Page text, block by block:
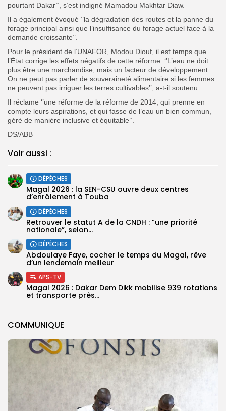
COMMUNIQUE
pourtant Dakar’’, s’est indigné Mamadou Makhtar Diaw.
Il a également évoqué ‘’la dégradation des routes et la panne du
forage principal ainsi que l’insuffisance du forage actuel face à la
demande croissante’’.
Pour le président de l’UNAFOR, Modou Diouf, il est temps que
l’État corrige les effets négatifs de cette réforme. ‘’L’eau ne doit
plus être une marchandise, mais un facteur de développement.
On ne peut pas parler de souveraineté alimentaire si les femmes
ne peuvent pas irriguer les terres cultivables’’, a-t-il soutenu.
Il réclame ‘’une réforme de la réforme de 2014, qui prenne en
compte leurs aspirations, et qui fasse de l’eau un bien commun,
géré de manière inclusive et équitable’’.
DS/ABB
Voir aussi :
DÉPÊCHES
Magal 2026 : la SEN-CSU ouvre deux centres
d’enrôlement à Touba
DÉPÊCHES
Retrouver le statut A de la CNDH : ”une priorité
nationale”, selon...
DÉPÊCHES
Abdoulaye Faye, cocher le temps du Magal, rêve
d’un lendemain meilleur
APS-TV
Magal 2026 : Dakar Dem Dikk mobilise 939 rotations
et transporte près...